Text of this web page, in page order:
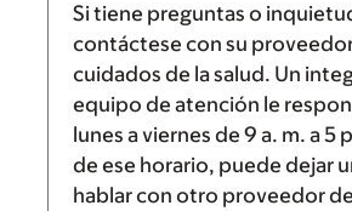
Si tiene preguntas o
contáctese con su
cuidados de la salud. Un
equipo de atención le
lunes a viernes de 9 a. m. a5
de ese horario, puede dejar
hablar con otro proveedor